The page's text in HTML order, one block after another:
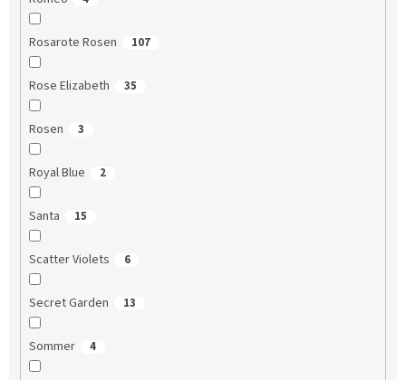
Rosarote Rosen 107
Rose Elizabeth 35
Rosen 3
Royal Blue 2
Santa 15
Scatter Violets 6
Secret Garden 13
Sommer 4